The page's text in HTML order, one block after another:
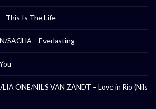
This Is The Life
SACHA – Everlasting
ONE/NILS VAN ZANDT – Love in Rio (Nils